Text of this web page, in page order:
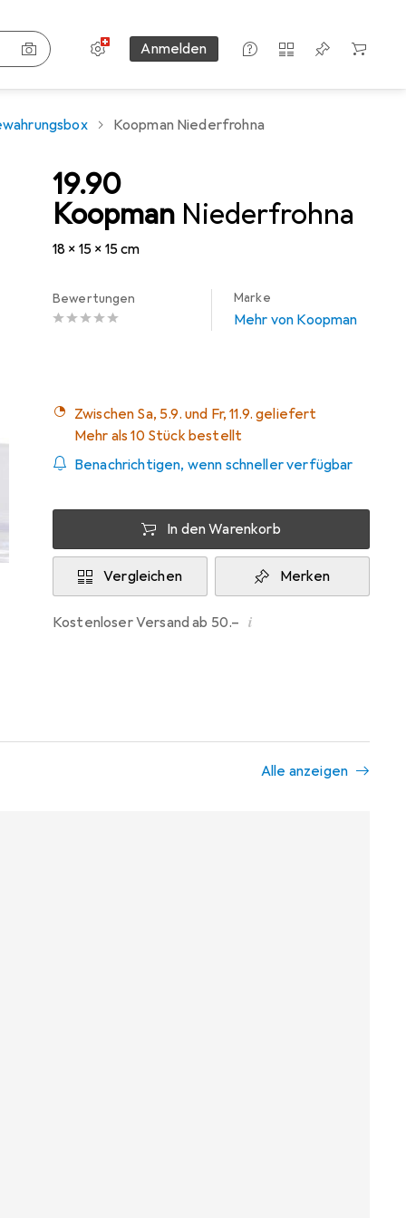
Einstellungen
KundenkontoAnmelden
Vergleichslisten
Merklisten
Warenkorb
Koopman Niederfrohna
Koopman Niederfrohna
18 x 15 x 15 cm
CHF
19.90
Bewertungen Marke
Mehr von Koopman
Zwischen Sa, 5.9. und Fr, 11.9. geliefert
Mehr als 10 Stück bestellt
Benachrichtigen, wenn schneller verfügbar
In den Warenkorb
Vergleichen Merken
Kostenloser Versand ab 50.– i
Alle anzeigen